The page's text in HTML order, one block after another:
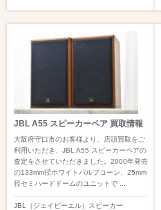
JBL A55 スピーカーペア 買取情報
大阪府守口市のお客様より、店頭買取をご
利用いただき、JBL A55 スピーカーペアの
査定をさせていただきました。2000年発売
の133mm径ホワイトパルプコーン、25mm
径セミハードドームのユニットで ...
JBL（ジェイビーエル） スピーカー